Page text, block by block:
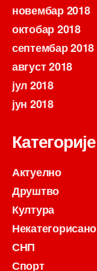
новембар 2018
октобар 2018
септембар 2018
август 2018
јул 2018
јун 2018
Категорије
Актуелно
Друштво
Култура
Некатегорисано
СНП
Спорт